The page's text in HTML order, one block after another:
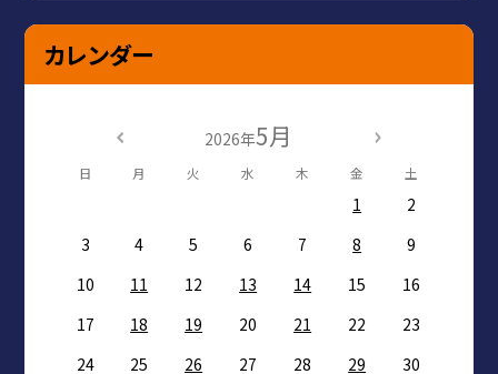
カレンダー
2026年5月
日 月 火 水 木 金 土
1
2
3
4 5 6 7 8
9
10
11 12 13 14 15
16
17
18 19 20 21 22
23
24
25 26 27 28 29
30